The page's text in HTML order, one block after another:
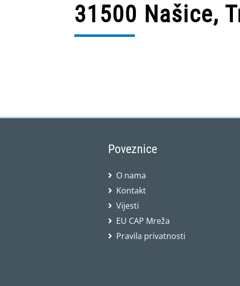
31500 Našice,
Poveznice
O nama
Kontakt
Vijesti
EU CAP Mreža
Pravila privatnosti